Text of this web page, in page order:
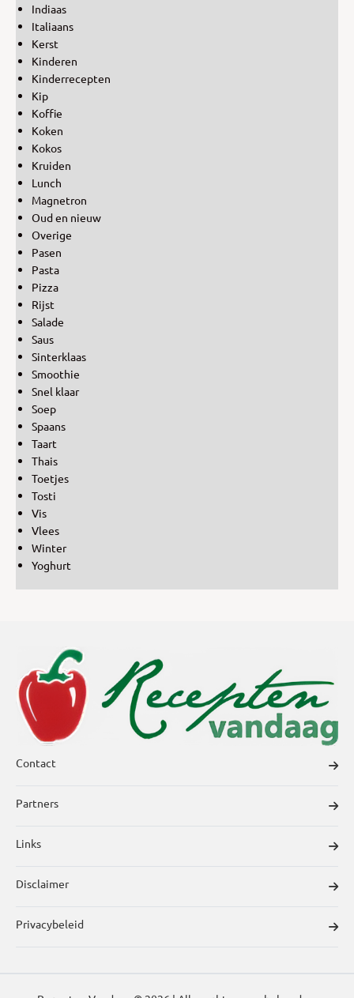
Indiaas
Italiaans
Kerst
Kinderen
Kinderrecepten
Kip
Koffie
Koken
Kokos
Kruiden
Lunch
Magnetron
Oud en nieuw
Overige
Pasen
Pasta
Pizza
Rijst
Salade
Saus
Sinterklaas
Smoothie
Snel klaar
Soep
Spaans
Taart
Thais
Toetjes
Tosti
Vis
Vlees
Winter
Yoghurt
Contact
Partners
Links
Disclaimer
Privacybeleid